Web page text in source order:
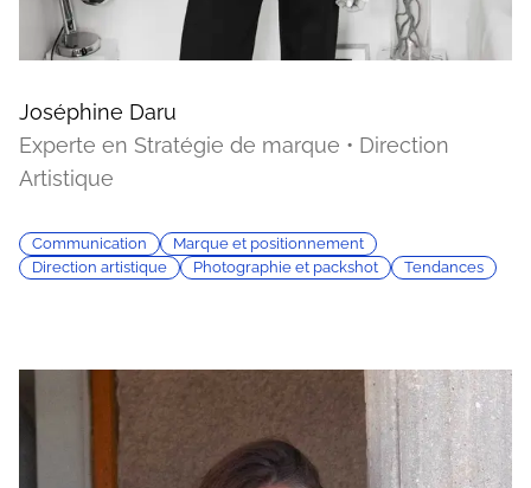
Joséphine Daru
Experte en Stratégie de marque • Direction
Artistique
Communication
Marque et positionnement
Direction artistique
Photographie et packshot Tendances